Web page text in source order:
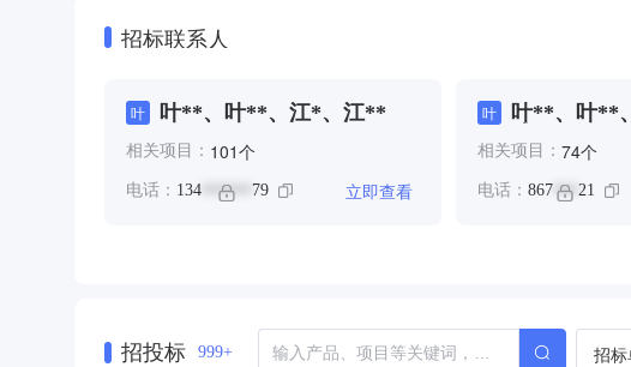
招标联系人
叶 叶**、叶**、江*、江**
相关项目： 101个
电话： 134 ****** 79 立即查看
叶
叶**、叶**
相关项目： 74个
电话： 867 *** 21
招投标 999+ 招